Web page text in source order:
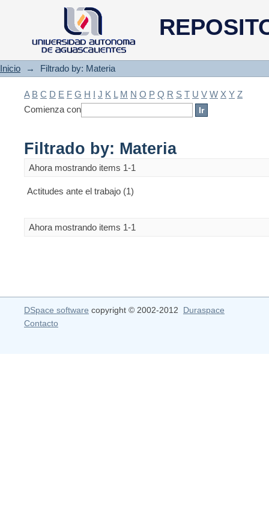
Filtrado by: Materia
Inicio → Filtrado by: Materia
A B C D E F G H I J K L M N O P Q R S T U V W X Y Z
Comienza con
Filtrado by: Materia
Ahora mostrando items 1-1
Actitudes ante el trabajo (1)
Ahora mostrando items 1-1
DSpace software copyright © 2002-2012 Duraspace
Contacto